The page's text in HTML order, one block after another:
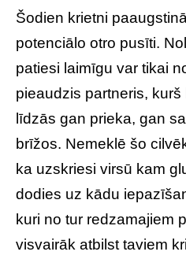
Šodien krietni
potenciālo otro pusīti.
patiesi laimīgu var tikai
pieaudzis partneris,
līdzās gan prieka, gan
brīžos. Nemeklē šo
ka uzskriesi virsū kam
dodies uz kādu
kuri no tur redzamajiem
visvairāk atbilst taviem